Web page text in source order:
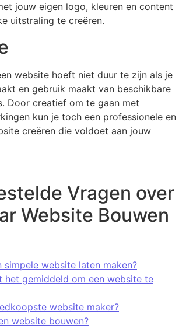
jouw eigen logo, kleuren en content
uitstraling te creëren.
website hoeft niet duur te zijn als je
en gebruik maakt van beschikbare
Door creatief om te gaan met
kun je toch een professionele en
creëren die voldoet aan jouw
Vragen over
Website Bouwen
simpele website laten maken?
het gemiddeld om een website te
website maker?
website bouwen?